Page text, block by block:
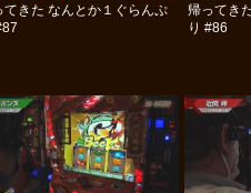
てきた なんとか１ぐらんぷ
帰ってき
り #86